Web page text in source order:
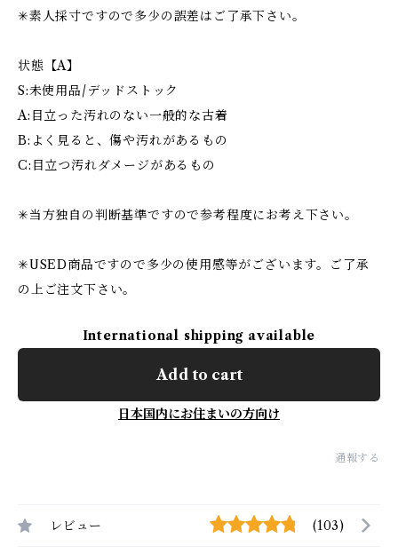
✳︎素人採寸ですので多少の誤差はご了承下さい。
状態【A】
S:未使用品/デッドストック
A:目立った汚れのない一般的な古着
B:よく見ると、傷や汚れがあるもの
C:目立つ汚れダメージがあるもの
✳︎当方独自の判断基準ですので参考程度にお考え下さい。
✳︎USED商品ですので多少の使用感等がございます。ご了承
の上ご注文下さい。
International shipping available
Add to cart
日本国内にお住まいの方向け
通報する
レビュー (103)